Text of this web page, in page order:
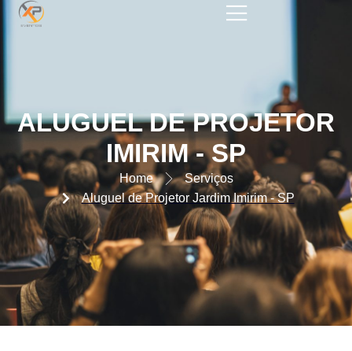
ALUGUEL DE PROJETOR
IMIRIM - SP
Home
Serviços
Aluguel de Projetor Jardim Imirim - SP